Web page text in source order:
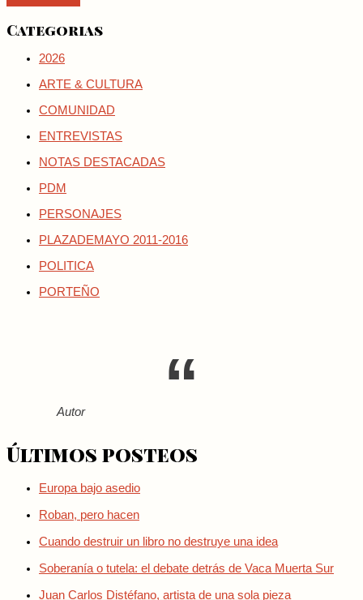
Categorias
2026
ARTE & CULTURA
COMUNIDAD
ENTREVISTAS
NOTAS DESTACADAS
PDM
PERSONAJES
PLAZADEMAYO 2011-2016
POLITICA
PORTEÑO
Autor
Últimos posteos
Europa bajo asedio
Roban, pero hacen
Cuando destruir un libro no destruye una idea
Soberanía o tutela: el debate detrás de Vaca Muerta Sur
Juan Carlos Distéfano, artista de una sola pieza